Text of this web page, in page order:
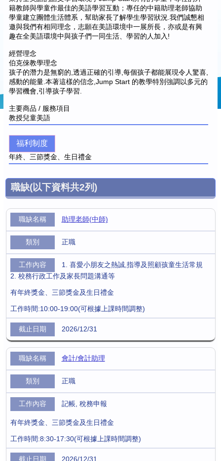
籍教師與學童作最佳的美語學習互動；專任的中籍助理老師協助
學童建立團體生活體系，幫助家長了解學生學習狀況.我們誠懇相
邀與我們有相同理念，志願在美語環境中一展所長，亦或是有興
趣在全美語環境中與孩子們一同生活、學習的人加入!
經營理念
伯克倈教學理念
孩子的潛力是無窮的,透過正確的引導,每個孩子都能展現令人驚喜,
感動的能量.本著這樣的信念,Jump Start 的教學特別強調以多元的
學習機會,引導孩子學習.
主要商品 / 服務項目
教授兒童美語
福利制度
年終、三節獎金、生日禮金
職缺(以下資料共2列)
助理老師(中師)
正職
1. 喜愛小朋友之熱誠,指導及照顧孩童生活常規
2. 校務行政工作及家長問題溝通等
有年終獎金、三節獎金及生日禮金
工作時間:10:00-19:00(可根據上課時間調整)
2026/12/31
會計/會計助理
正職
記帳, 稅務申報
有年終獎金、三節獎金及生日禮金
工作時間:8:30-17:30(可根據上課時間調整)
2026/12/31